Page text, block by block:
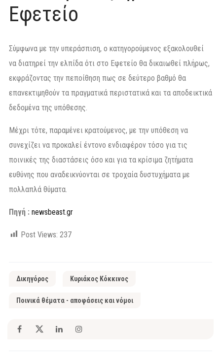
Εφετείο
Σύμφωνα με την υπεράσπιση, ο κατηγορούμενος εξακολουθεί
να διατηρεί την ελπίδα ότι στο Εφετείο θα δικαιωθεί πλήρως,
εκφράζοντας την πεποίθηση πως σε δεύτερο βαθμό θα
επανεκτιμηθούν τα πραγματικά περιστατικά και τα αποδεικτικά
δεδομένα της υπόθεσης.
Μέχρι τότε, παραμένει κρατούμενος, με την υπόθεση να
συνεχίζει να προκαλεί έντονο ενδιαφέρον τόσο για τις
ποινικές της διαστάσεις όσο και για τα κρίσιμα ζητήματα
ευθύνης που αναδεικνύονται σε τροχαία δυστυχήματα με
πολλαπλά θύματα.
Πηγή : newsbeast.gr
Post Views: 237
Δικηγόρος Κυριάκος Κόκκινος
Ποινικά θέματα - αποφάσεις και νόμοι